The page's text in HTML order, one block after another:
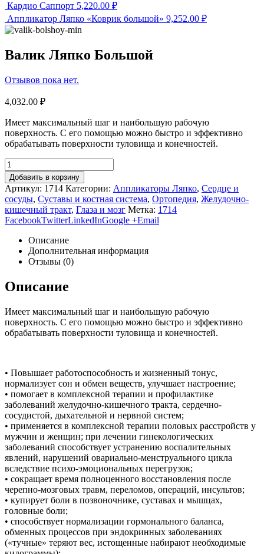
Кардио Саппорт 5,220.00 ₽
Аппликатор Ляпко «Коврик большой» 9,252.00 ₽
Валик Ляпко Большой
Отзывов пока нет.
4,032.00 ₽
Имеет максимальный шаг и наибольшую рабочую
поверхность. С его помощью можно быстро и эффективно
обрабатывать поверхности туловища и конечностей.
Добавить в корзину
Артикул: 1714 Категории: Аппликаторы Ляпко, Сердце и
сосуды, Суставы и костная система, Ортопедия, Желудочно-
кишечный тракт, Глаза и мозг Метка: 1714
FacebookTwitterLinkedInGoogle +Email
Описание
Дополнительная информация
Отзывы (0)
Описание
Имеет максимальный шаг и наибольшую рабочую
поверхность. С его помощью можно быстро и эффективно
обрабатывать поверхности туловища и конечностей.
• Повышает работоспособность и жизненный тонус,
нормализует сон и обмен веществ, улучшает настроение;
• помогает в комплексной терапии и профилактике
заболеваний желудочно-кишечного тракта, сердечно-
сосудистой, дыхательной и нервной систем;
• применяется в комплексной терапии половых расстройств у
мужчин и женщин; при лечении гинекологических
заболеваний способствует устранению воспалительных
явлений, нарушений овариально-менструального цикла
вследствие психо-эмоциональных перегрузок;
• сокращает время полноценного восстановления после
черепно-мозговых травм, переломов, операций, инсультов;
• купирует боли в позвоночнике, суставах и мышцах,
головные боли;
• способствует нормализации гормонального баланса,
обменных процессов при эндокринных заболеваниях
(«тучные» теряют вес, истощенные набирают необходимые